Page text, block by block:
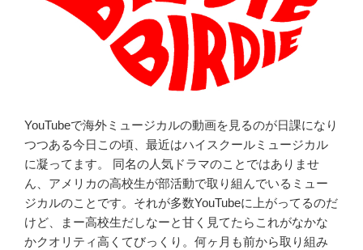
YouTubeで海外ミュージカルの動画を見るのが日課になり
つつある今日この頃、最近はハイスクールミュージカル
に凝ってます。 同名の人気ドラマのことではありませ
ん、アメリカの高校生が部活動で取り組んでいるミュー
ジカルのことです。それが多数YouTubeに上がってるのだ
けど、まー高校生だしなーと甘く見てたらこれがなかな
かクオリティ高くてびっくり。何ヶ月も前から取り組み